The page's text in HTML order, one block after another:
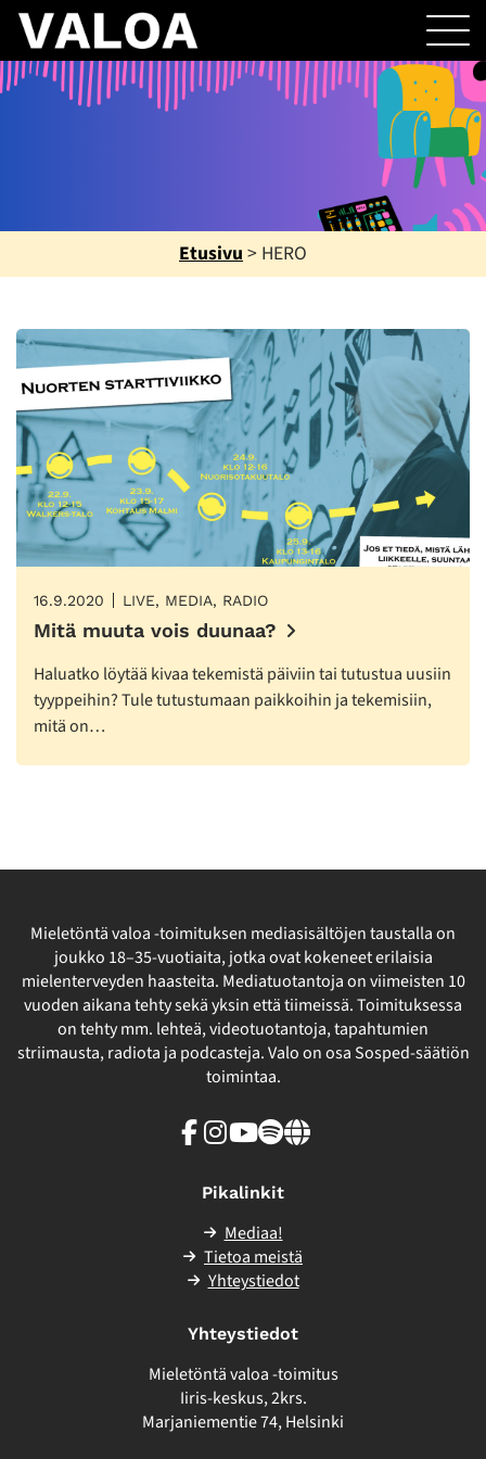
Etusivu > HERO
16.9.2020 LIVE, MEDIA, RADIO
Mitä muuta vois duunaa?
Haluatko löytää kivaa tekemistä päiviin tai tutustua uusiin
tyyppeihin? Tule tutustumaan paikkoihin ja tekemisiin,
mitä on…
Mieletöntä valoa -toimituksen mediasisältöjen taustalla on
joukko 18–35-vuotiaita, jotka ovat kokeneet erilaisia
mielenterveyden haasteita. Mediatuotantoja on viimeisten 10
vuoden aikana tehty sekä yksin että tiimeissä. Toimituksessa
on tehty mm. lehteä, videotuotantoja, tapahtumien
striimausta, radiota ja podcasteja. Valo on osa Sosped-säätiön
toimintaa.
Facebook
Instagram
Youtube
SpotifyLinkki
Pikalinkit
Mediaa!
Tietoa meistä
Yhteystiedot
Yhteystiedot
Mieletöntä valoa -toimitus
Iiris-keskus, 2krs.
Marjaniementie 74, Helsinki